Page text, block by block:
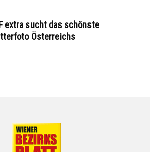
extra sucht das schönste
Österreichs